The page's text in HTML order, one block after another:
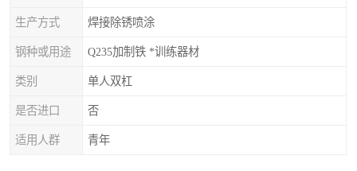
生产方式 焊接除锈喷涂
钢种或用途 Q235加制铁 *训练器材
类别 单人双杠
是否进口 否
适用人群 青年